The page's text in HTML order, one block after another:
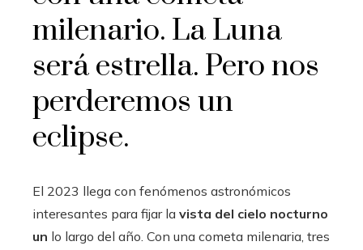
milenario. La Luna
será estrella. Pero nos
perderemos un
eclipse.
El 2023 llega con fenómenos astronómicos
interesantes para fijar la vista del cielo nocturno
un lo largo del año. Con una cometa milenaria, tres